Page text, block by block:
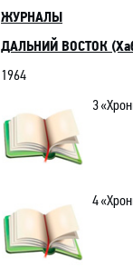
ЖУРНАЛЫ
ДАЛЬНИЙ ВОСТОК
1964
3
4